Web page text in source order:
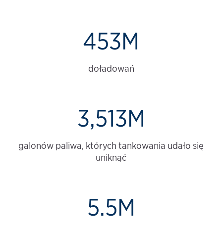
453M
doładowań
3,513M
galonów paliwa, których tankowania udało się
uniknąć
5.5M